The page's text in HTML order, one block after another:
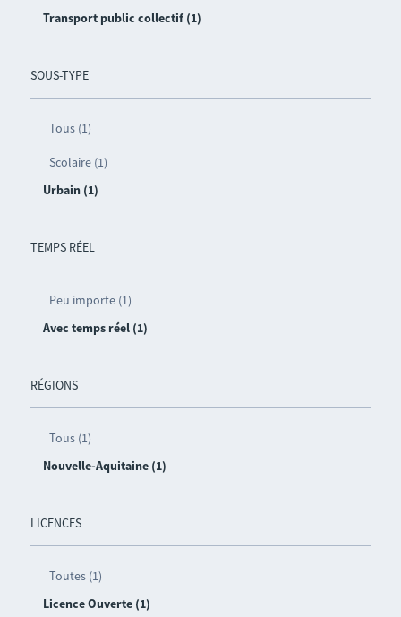
Transport public collectif (1)
SOUS-TYPE
Tous (1)
Scolaire (1)
Urbain (1)
TEMPS RÉEL
Peu importe (1)
Avec temps réel (1)
RÉGIONS
Tous (1)
Nouvelle-Aquitaine (1)
LICENCES
Toutes (1)
Licence Ouverte (1)